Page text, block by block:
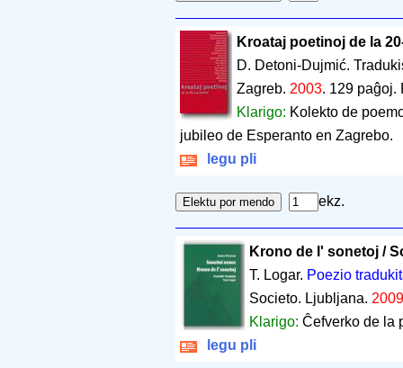
Kroataj poetinoj de la
D. Detoni-Dujmić.
Zagreb. 2003. 129 paĝoj.
Klarigo: Kolekto de
jubileo de Esperanto en Zagrebo.
legu pli
ekz.
Krono de l' sonetoj /
T. Logar. Poezio
Societo. Ljubljana.
Klarigo: Ĉefverko de la
legu pli